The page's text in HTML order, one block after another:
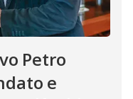
Petro
e